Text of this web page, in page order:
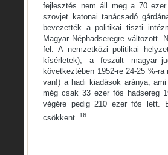
fejlesztés nem áll meg a 70
szovjet katonai tanácsadó
bevezették a politikai tiszti
Magyar Néphadseregre változott.
fel. A nemzetközi politikai
kísérletek), a feszült
következtében 1952-re 24-25 %-
van!) a hadi kiadások aránya,
még csak 33 ezer fős hadsereg
végére pedig 210 ezer fős lett.
csökkent. 16